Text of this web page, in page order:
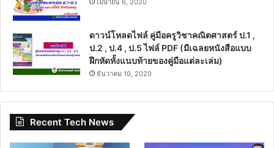
เมษายน 6, 2020
ดาวน์โหลดไฟล์ คู่มือครูวิชาคณิตศาสตร์ ป.1 ,
ป.2 , ป.4 , ป.5 ไฟล์ PDF (มีเฉลยหนังสือแบบ
ฝึกหัดทั้งแนบท้ายของคู่มือแต่ละเล่ม)
ธันวาคม 10, 2020
Recent Tech News